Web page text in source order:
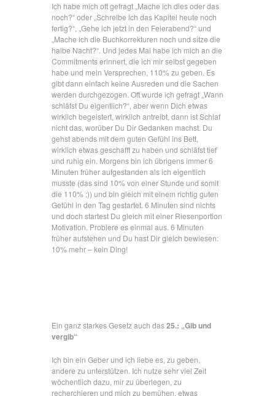
Ich habe mich oft gefragt „Mache ich dies oder das
noch?“ oder „Schreibe ich das Kapitel heute noch
fertig?“, „Gehe ich jetzt in den Feierabend?“ und
„Mache ich die Buchkorrekturen noch und sitze die
halbe Nacht?“. Und jedes Mal habe ich mich an die
Commitments erinnert, die ich mir selbst gegeben
habe und mein Versprechen, 110% zu geben. Es
gibt dann einfach keine Ausreden und die Sachen
werden durchgezogen. Oft wurde ich gefragt „Wann
schläfst Du eigentlich?“, aber wenn Dich etwas
wirklich begeistert, wirklich antreibt, dann ist Schlaf
nicht das, worüber Du Dir Gedanken machst. Du
gehst abends mit dem guten Gefühl ins Bett,
wirklich etwas geschafft zu haben und schläfst tief
und ruhig ein. Morgens bin ich übrigens immer 6
Minuten früher aufgestanden als ich eigentlich
musste (das sind 10% von einer Stunde und somit
die 110% ;)) und bin gleich mit einem richtig guten
Gefühl in den Tag gestartet. 6 Minuten sind nichts
und doch startest Du gleich mit einer Riesenportion
Motivation. Probiere es einmal aus. 6 Minuten
früher aufstehen und Du hast Dir gleich bewiesen:
10% mehr – kein Ding!
Ein ganz starkes Gesetz auch das25.: „Gib und
vergib“
Ich bin ein Geber und ich liebe es, zu geben,
andere zu unterstützen. Ich nutze sehr viel Zeit
wöchentlich dazu, mir zu überlegen, zu
recherchieren und mich zu bemühen, etwas